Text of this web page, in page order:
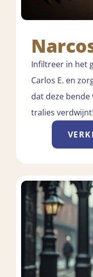
Infiltreer in het
Carlos E. en
dat deze
tralies verdwijnt!